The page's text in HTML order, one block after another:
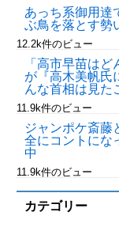
あっち系御用達
ぶ鳥を落とす
12.2k件のビュー
「高市早苗は
が『高木美帆氏
んな首相は見
11.9k件のビュー
ジャンポケ斎藤
全にコントに
中
11.9k件のビュー
カテゴリー